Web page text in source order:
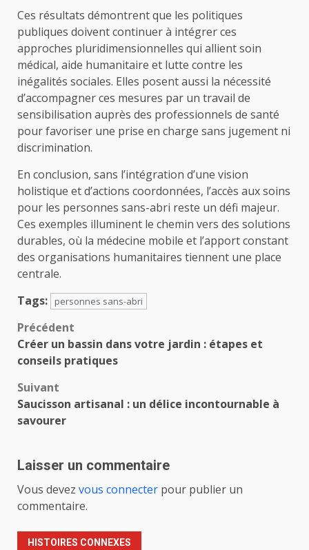
Ces résultats démontrent que les politiques
publiques doivent continuer à intégrer ces
approches pluridimensionnelles qui allient soin
médical, aide humanitaire et lutte contre les
inégalités sociales. Elles posent aussi la nécessité
d’accompagner ces mesures par un travail de
sensibilisation auprès des professionnels de santé
pour favoriser une prise en charge sans jugement ni
discrimination.
En conclusion, sans l’intégration d’une vision
holistique et d’actions coordonnées, l’accès aux soins
pour les personnes sans-abri reste un défi majeur.
Ces exemples illuminent le chemin vers des solutions
durables, où la médecine mobile et l’apport constant
des organisations humanitaires tiennent une place
centrale.
Tags:
personnes sans-abri
Navigation
d’article
Précédent
Créer un bassin dans votre jardin : étapes et
conseils pratiques
Suivant
Saucisson artisanal : un délice incontournable à
savourer
Laisser un commentaire
Vous devez vous connecter pour publier un
commentaire.
HISTOIRES CONNEXES